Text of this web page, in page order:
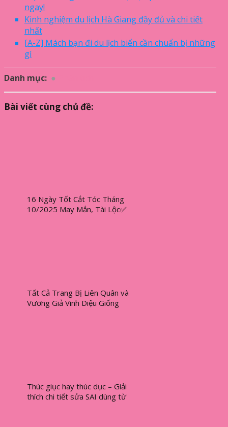
ngay!
Kinh nghiệm du lịch Hà Giang đầy đủ và chi tiết
nhất
[A-Z] Mách bạn đi du lịch biển cần chuẩn bị những
gì
Danh mục:
Bài viết cùng chủ đề:
16 Ngày Tốt Cắt Tóc Tháng
10/2025 May Mắn, Tài Lộc✅
Tất Cả Trang Bị Liên Quân và
Vương Giả Vinh Diệu Giống
Thúc giục hay thúc dục – Giải
thích chi tiết sửa SAI dùng từ